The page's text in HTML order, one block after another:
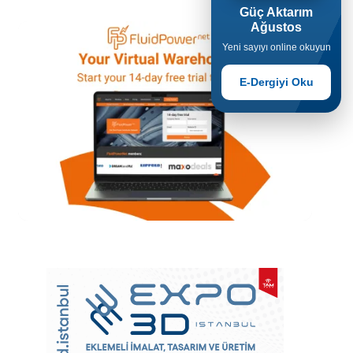
Güç Aktarım
Ağustos
Yeni sayıyı online okuyun
E-Dergiyi Oku